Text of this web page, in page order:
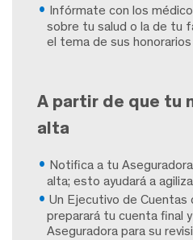
Infórmate con los
sobre tu salud o la de tu
el tema de sus
A partir de que tu
alta
Notifica a tu Aseguradora
alta; esto ayudará a
Un Ejecutivo de Cuentas
preparará tu cuenta final
Aseguradora para su